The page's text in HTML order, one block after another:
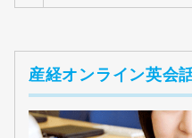
産経オンライン英会